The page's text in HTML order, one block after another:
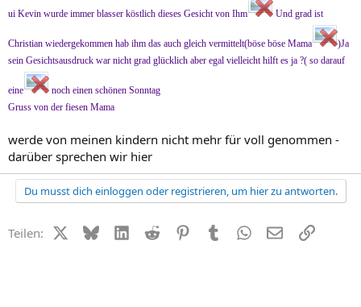
ui Kevin wurde immer blasser köstlich dieses Gesicht von Ihm Und grad ist
Christian wiedergekommen hab ihm das auch gleich vermittelt(böse böse Mama
)Ja
sein Gesichtsausdruck war nicht grad glücklich aber egal vielleicht hilft es ja ?( so darauf
eine
noch einen schönen Sonntag
Gruss von der fiesen Mama
werde von meinen kindern nicht mehr für voll genommen -
darüber sprechen wir hier
Du musst dich einloggen oder registrieren, um hier zu antworten.
Teilen: X (Twitter)
BlueskyLinkedIn
Reddit PinterestTumblr WhatsApp
E-MailLink